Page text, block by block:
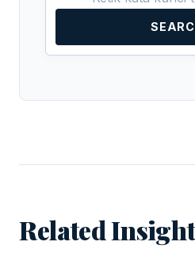
Related